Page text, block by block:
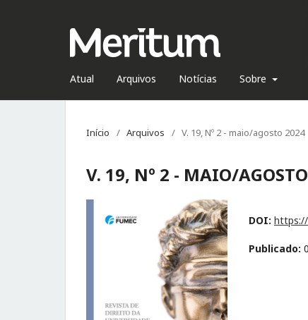
Atual Arquivos Notícias Sobre
Início / Arquivos / V. 19, Nº 2 - maio/agosto 2024
V. 19, Nº 2 - MAIO/
DOI:
Publicado: